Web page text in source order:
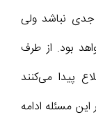
نباشد ولی
بود. از طرف
پیدا می‌کنند
مسئله ادامه